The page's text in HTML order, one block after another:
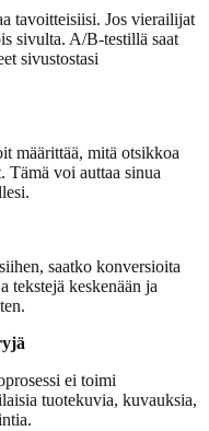
tavoitteisiisi. Jos vierailijat
sivulta. A/B-testillä saat
sivustostasi
määrittää, mitä otsikkoa
Tämä voi auttaa sinua
saatko konversioita
tekstejä keskenään ja
ei toimi
tuotekuvia, kuvauksia,